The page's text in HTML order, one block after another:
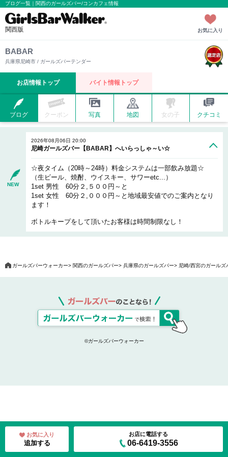
ブログ一覧｜関西のガールズバー/コンカフェ情報
関西版 お気に入り
BABAR
兵庫県尼崎市 / ガールズバーテンダー
お店情報トップ バイト情報トップ
ブログ クーポン 写真 地図 女の子 クチコミ
NEW
2026年08月06日 20:00
尼崎ガールズバー【BABAR】へいらっしゃ～い☆
☆夜タイム（20時～24時）料金システムは一部飲み放題☆
（生ビール、焼酎、ウイスキー、サワーetc...）
1set 男性 60分２,５００円～と
1set 女性 60分２,０００円～と地域最安値でのご案内となり
ます！
ボトルキープをして頂いたお客様は時間制限なし！
お気に入り
追加する
お店に電話する
06-6419-3556
ガールズバーウォーカー 関西のガールズバー 兵庫県のガールズバー 尼崎/西宮のガールズ
©ガールズバーウォーカー